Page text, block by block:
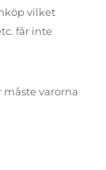
vilket
får inte
varorna